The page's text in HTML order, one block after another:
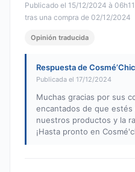
Publicado el 15/12/2024 à 06h11
tras una compra de 02/12/2024
Opinión traducida
Respuesta de Cosmé’Chic
Publicada el 17/12/2024
Muchas gracias por sus
encantados de que
nuestros productos y la
¡Hasta pronto en